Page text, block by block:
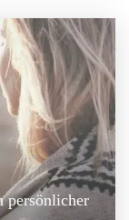
persönlicher